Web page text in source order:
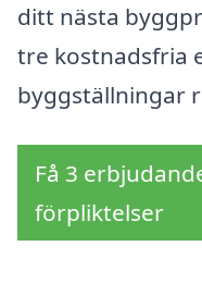
ditt nästa
tre kostnadsfria
byggställningar
Få 3
förpliktelser